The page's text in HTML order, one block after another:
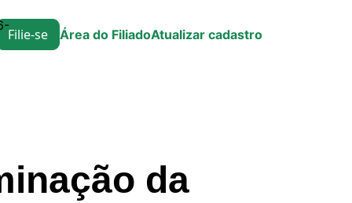
Filie-se Área do FiliadoAtualizar cadastro
da